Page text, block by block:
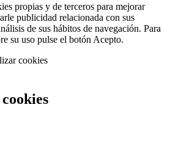
propias y de terceros para mejorar
publicidad relacionada con sus
de sus hábitos de navegación. Para
su uso pulse el botón Acepto.
cookies